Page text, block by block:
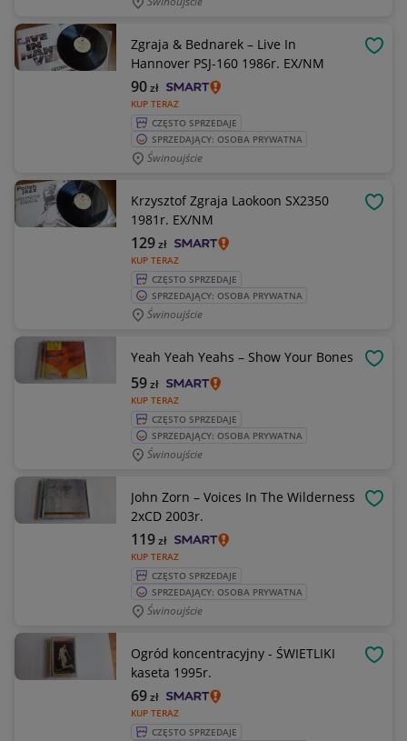
Zgraja & Bednarek – Live In
Hannover PSJ-160 1986r. EX/NM
KUP TERAZ
90zł
CZĘSTO SPRZEDAJE
SPRZEDAJĄCY: OSOBA PRYWATNA
Świnoujście
Krzysztof Zgraja Laokoon SX2350
1981r. EX/NM
KUP TERAZ
129zł
CZĘSTO SPRZEDAJE
SPRZEDAJĄCY: OSOBA PRYWATNA
Świnoujście
Yeah Yeah Yeahs – Show Your Bones
KUP TERAZ
59zł
CZĘSTO SPRZEDAJE
SPRZEDAJĄCY: OSOBA PRYWATNA
Świnoujście
John Zorn – Voices In The Wilderness
2xCD 2003r.
KUP TERAZ
119zł
CZĘSTO SPRZEDAJE
SPRZEDAJĄCY: OSOBA PRYWATNA
Świnoujście
Ogród koncentracyjny - ŚWIETLIKI
kaseta 1995r.
KUP TERAZ
69zł
CZĘSTO SPRZEDAJE